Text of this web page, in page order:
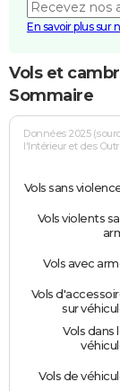
En savoir plus sur
Vols et
Sommaire
Données 2025
l'Intérieur et des
Vols sans
Vols violents
Vols avec
Vols
sur
Vols dans
Vols de